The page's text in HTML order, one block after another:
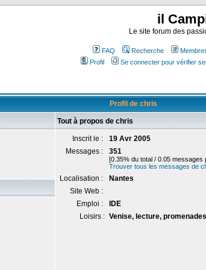
il
Le site forum des
FAQ Recherche
Profil
Se connecter pour vérifier
Profil de chris
Tout à propos de chris
Inscrit le :
19 Avr 2005
Messages :
351
[0.35% du total / 0.05 messages
Trouver tous les messages de
Localisation :
Nantes
Site Web :
Emploi :
IDE
Loisirs : Venise, lecture,